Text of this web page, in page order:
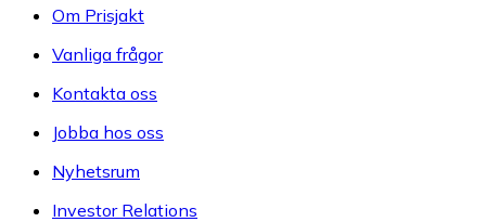
Om Prisjakt
Vanliga frågor
Kontakta oss
Jobba hos oss
Nyhetsrum
Investor Relations